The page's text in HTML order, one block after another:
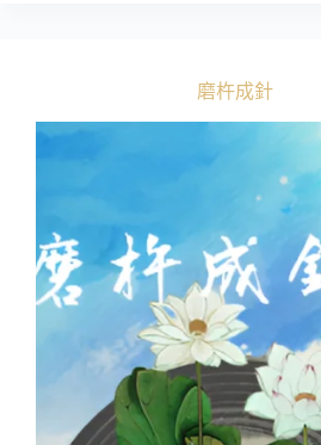
磨杵成針